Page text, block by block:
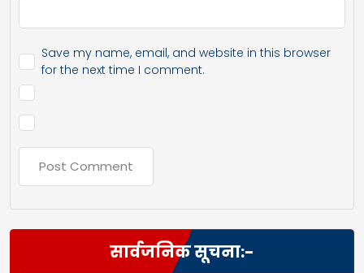
Save my name, email, and website in this browser
for the next time I comment.
सार्वजनिक सूचना:-